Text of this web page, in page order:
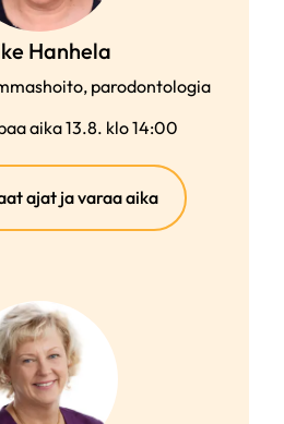
Hanhela
parodontologia
aika 13.8. klo 14:00
ajat ja varaa aika(ulkoinen
linkki)